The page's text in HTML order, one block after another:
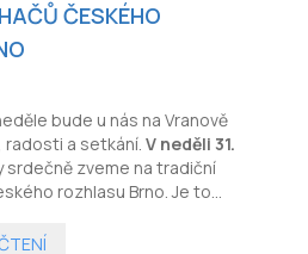
ČESKÉHO
bude u nás na Vranově
a setkání. V neděli 31.
srdečně zveme na tradiční
rozhlasu Brno. Je to
a vytvoří